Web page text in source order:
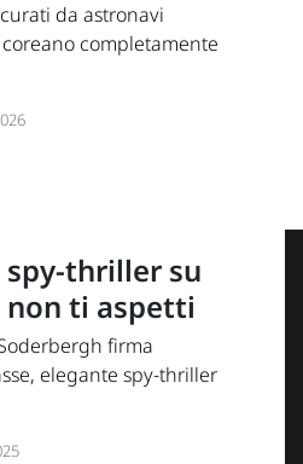
da astronavi
completamente
spy-thriller su
non ti aspetti
firma
elegante spy-thriller